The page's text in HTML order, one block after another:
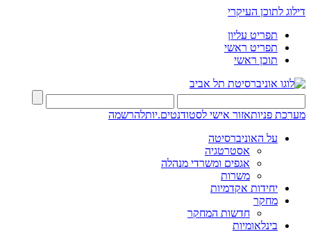
דילוג לתוכן העיקרי
תפריט עליון
תפריט ראשי
תוכן ראשי
מערכת פניותאזור אישי לסטודנטים.יותלהרשמה
על האוניברסיטה
אסטרטגיה
אגפים ומשרדי מנהלה
משרות
יחידות אקדמיות
מחקר
חדשות המחקר
בינלאומיות